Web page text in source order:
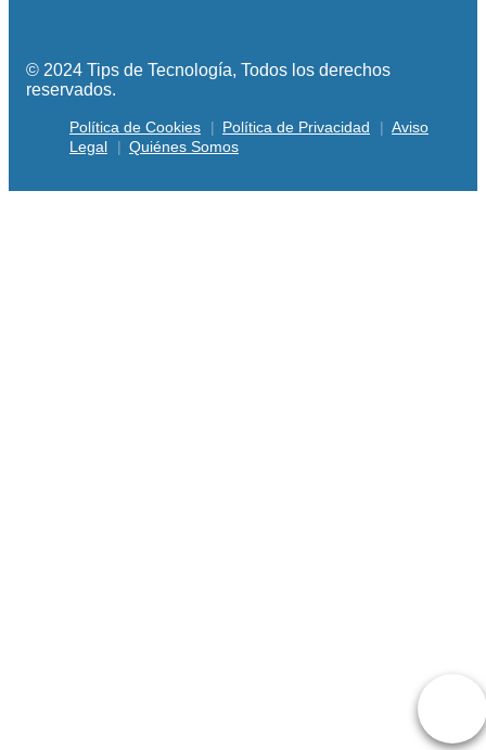
© 2024 Tips de Tecnología, Todos los derechos
reservados.
Política de Cookies Política de Privacidad
Aviso
Legal
Quiénes Somos